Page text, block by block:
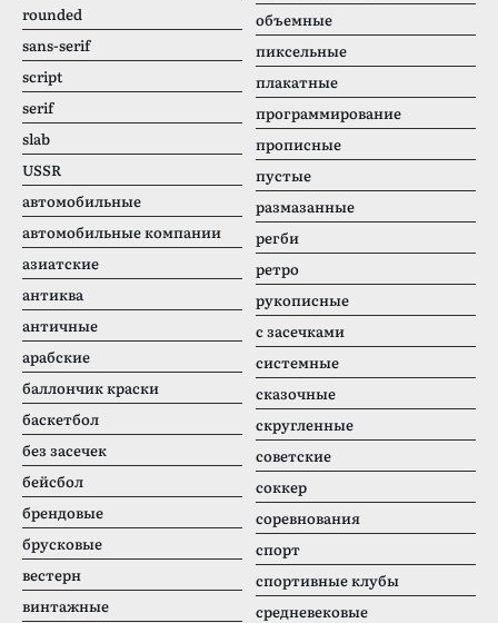
rounded
sans-serif
script
serif
slab
USSR
автомобильные
автомобильные компании
азиатские
антиква
античные
арабские
баллончик краски
баскетбол
без засечек
бейсбол
брендовые
брусковые
вестерн
винтажные
объемные
пиксельные
плакатные
программирование
прописные
пустые
размазанные
регби
ретро
рукописные
с засечками
системные
сказочные
скругленные
советские
соккер
соревнования
спорт
спортивные клубы
средневековые